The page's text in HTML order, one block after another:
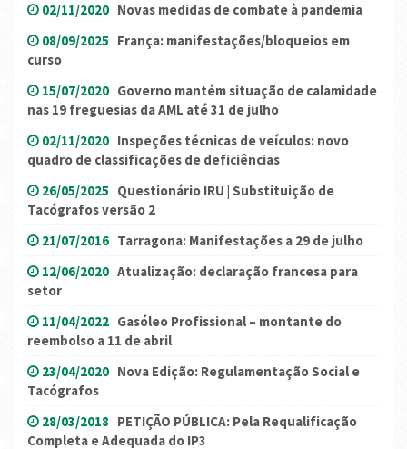
02/11/2020 Novas medidas de combate à pandemia
08/09/2025 França: manifestações/bloqueios em
curso
15/07/2020 Governo mantém situação de calamidade
nas 19 freguesias da AML até 31 de julho
02/11/2020 Inspeções técnicas de veículos: novo
quadro de classificações de deficiências
26/05/2025 Questionário IRU | Substituição de
Tacógrafos versão 2
21/07/2016 Tarragona: Manifestações a 29 de julho
12/06/2020 Atualização: declaração francesa para
setor
11/04/2022 Gasóleo Profissional – montante do
reembolso a 11 de abril
23/04/2020 Nova Edição: Regulamentação Social e
Tacógrafos
28/03/2018 PETIÇÃO PÚBLICA: Pela Requalificação
Completa e Adequada do IP3